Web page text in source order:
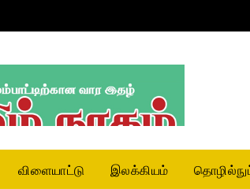
விளையாட்டு இலக்கியம்